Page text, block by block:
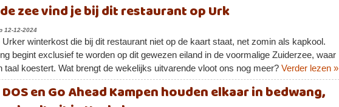
zee vind je bij dit restaurant op Urk
12-12-2024
winterkost die bij dit restaurant niet op de kaart staat, net zomin als kapkool.
begint exclusief te worden op dit gewezen eiland in de voormalige Zuiderzee, waar
taal koestert. Wat brengt de wekelijks uitvarende vloot ons nog meer? Verder lezen »
DOS en Go Ahead Kampen houden elkaar in bedwang,